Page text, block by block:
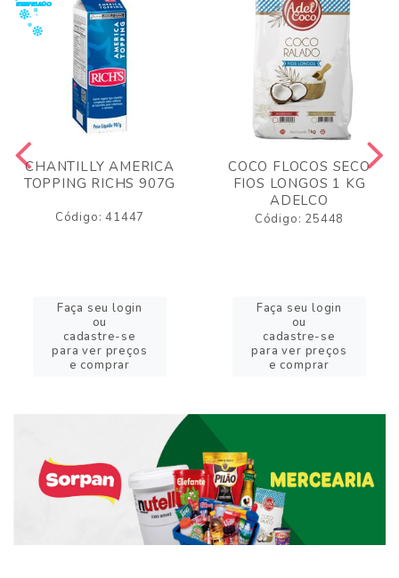
CHANTILLY AMERICA
TOPPING RICHS 907G
Código: 41447
Faça seu login
ou
cadastre-se
para ver preços
e comprar
COCO FLOCOS SECO
FIOS LONGOS 1 KG
ADELCO
Código: 25448
Faça seu login
ou
cadastre-se
para ver preços
e comprar